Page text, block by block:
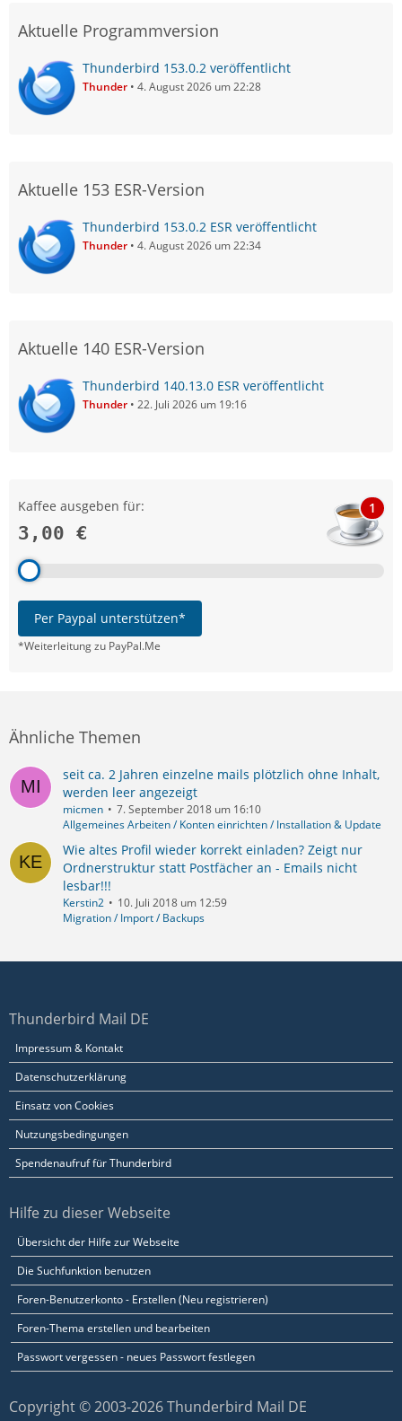
Aktuelle Programmversion
Thunderbird 153.0.2 veröffentlicht
Thunder 4. August 2026 um 22:28
Aktuelle 153 ESR-Version
Thunderbird 153.0.2 ESR veröffentlicht
Thunder 4. August 2026 um 22:34
Aktuelle 140 ESR-Version
Thunderbird 140.13.0 ESR veröffentlicht
Thunder 22. Juli 2026 um 19:16
Kaffee ausgeben für:
3,00 €
1
Per Paypal unterstützen*
*Weiterleitung zu PayPal.Me
Ähnliche Themen
seit ca. 2 Jahren einzelne mails plötzlich ohne Inhalt,
werden leer angezeigt
micmen
7. September 2018 um 16:10
Allgemeines Arbeiten / Konten einrichten / Installation & Update
Wie altes Profil wieder korrekt einladen? Zeigt nur
Ordnerstruktur statt Postfächer an - Emails nicht
lesbar!!!
Kerstin2
10. Juli 2018 um 12:59
Migration / Import / Backups
Thunderbird Mail DE
Impressum & Kontakt
Datenschutzerklärung
Einsatz von Cookies
Nutzungsbedingungen
Spendenaufruf für Thunderbird
Hilfe zu dieser Webseite
Übersicht der Hilfe zur Webseite
Die Suchfunktion benutzen
Foren-Benutzerkonto - Erstellen (Neu registrieren)
Foren-Thema erstellen und bearbeiten
Passwort vergessen - neues Passwort festlegen
Copyright © 2003-2026 Thunderbird Mail DE